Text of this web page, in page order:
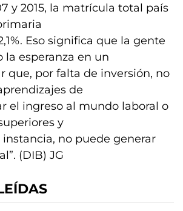
y 2015, la matrícula total país
Eso significa que la gente
la esperanza en un
que, por falta de inversión, no
de
el ingreso al mundo laboral o
y
no puede generar
(DIB) JG